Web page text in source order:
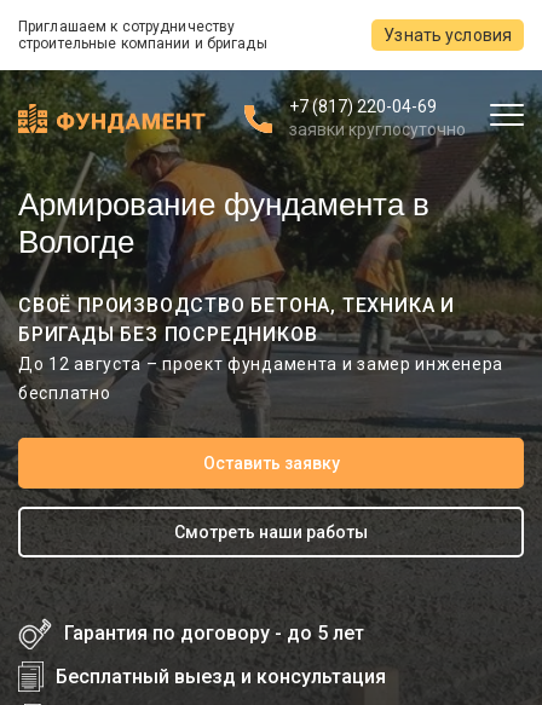
Приглашаем к сотрудничеству
строительные компании и бригады
Узнать условия
+7 (817) 220-04-69
заявки круглосуточно
Армирование фундамента в
Вологде
СВОЁ ПРОИЗВОДСТВО БЕТОНА, ТЕХНИКА И
БРИГАДЫ БЕЗ ПОСРЕДНИКОВ
До 12 августа – проект фундамента и замер инженера
бесплатно
Оставить заявку
Смотреть наши работы
Гарантия по договору - до 5 лет
Бесплатный выезд и консультация